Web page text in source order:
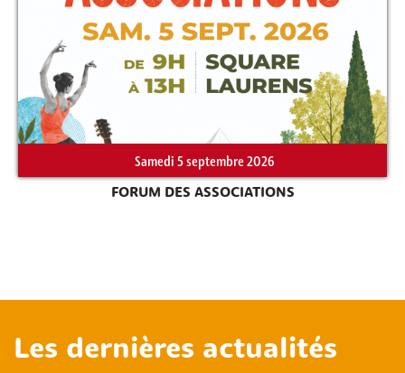
Samedi 5 septembre 2026
FORUM DES ASSOCIATIONS
Les dernières actualités